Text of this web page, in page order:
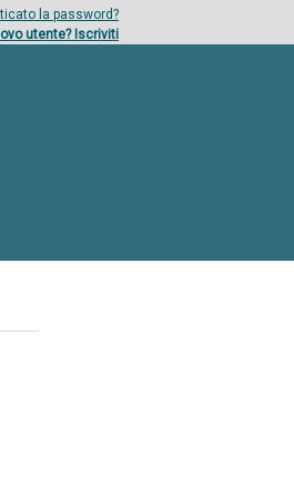
la password?
utente? Iscriviti